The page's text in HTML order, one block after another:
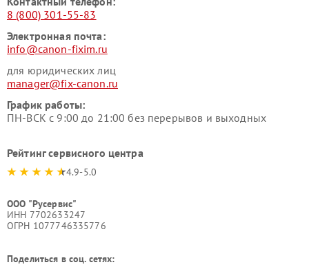
8 (800) 301-55-83
Электронная почта:
info@canon-fixim.ru
для юридических лиц
manager@fix-canon.ru
График работы:
ПН-ВСК с 9:00 до 21:00 без перерывов и выходных
Рейтинг сервисного центра
4.9-5.0
ООО "Русервис"
ИНН 7702633247
ОГРН 1077746335776
Поделиться в соц. сетях: